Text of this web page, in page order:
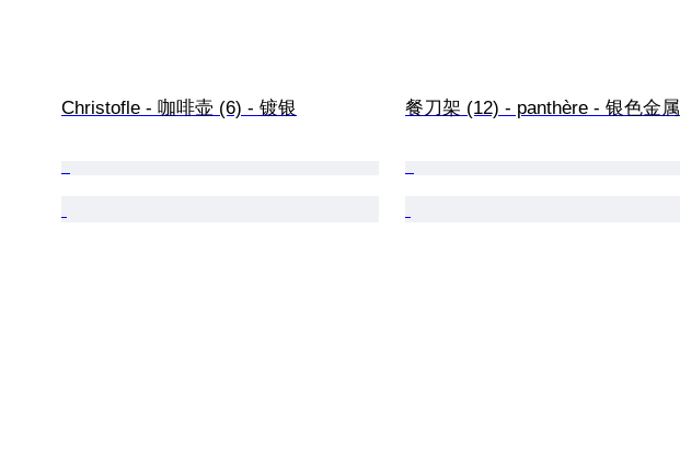
Christofle - 咖啡壶 (6) - 镀银 餐刀架 (12) - panthère - 银色金属